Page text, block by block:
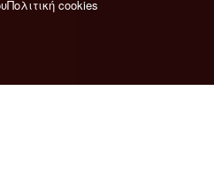
Πολιτική cookies